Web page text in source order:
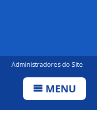
Administradores do Site
MENU